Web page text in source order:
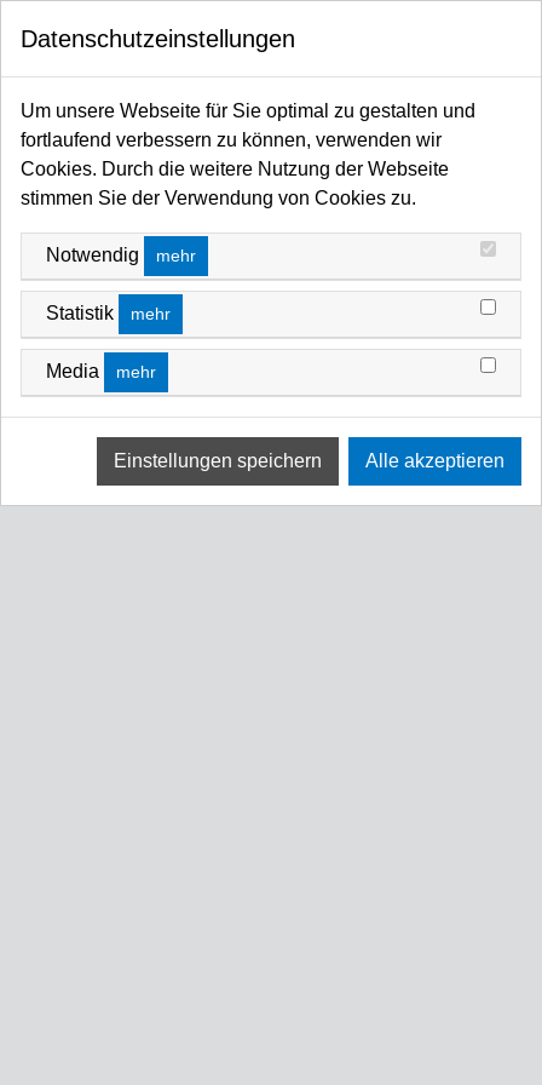
Startseite Kabel / Stecker / Verteiler
Stromverteiler
VOLLGUMMI DMX SWITCHPACKS
FILTERN NACH Name A Z
Keine Ergebnisse
Wir konnten keine Übereinstimmung für diese Filter
finden.
Bitte versuchen Sie eine andere Wahl.
FILTERN NACH
PREIS
1 -€ - 1 €
Datenschutzeinstellungen
Um unsere Webseite für Sie optimal zu gestalten und
fortlaufend verbessern zu können, verwenden wir
Cookies. Durch die weitere Nutzung der Webseite
stimmen Sie der Verwendung von Cookies zu.
Notwendig mehr
Statistik mehr
Media mehr